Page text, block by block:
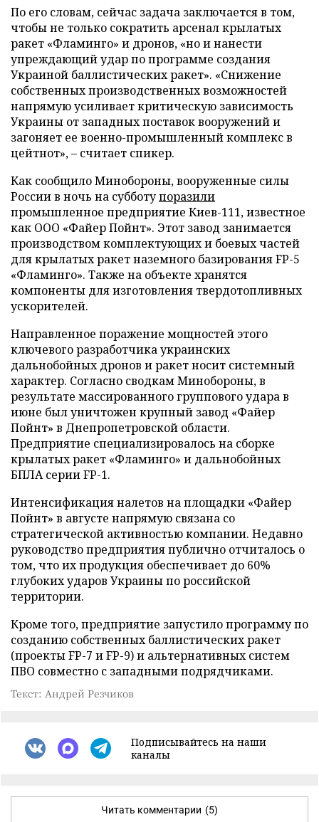
По его словам, сейчас задача заключается в том,
чтобы не только сократить арсенал крылатых
ракет «Фламинго» и дронов, «но и нанести
упреждающий удар по программе создания
Украиной баллистических ракет». «Снижение
собственных производственных возможностей
напрямую усиливает критическую зависимость
Украины от западных поставок вооружений и
загоняет ее военно-промышленный комплекс в
цейтнот», – считает спикер.
Как сообщило Минобороны, вооруженные силы
России в ночь на субботупоразили
промышленное предприятие Киев-111, известное
как ООО «Файер Пойнт». Этот завод занимается
производством комплектующих и боевых частей
для крылатых ракет наземного базирования FP-5
«Фламинго». Также на объекте хранятся
компоненты для изготовления твердотопливных
ускорителей.
Направленное поражение мощностей этого
ключевого разработчика украинских
дальнобойных дронов и ракет носит системный
характер. Согласно сводкам Минобороны, в
результате массированного группового удара в
июне был уничтожен крупный завод «Файер
Пойнт» в Днепропетровской области.
Предприятие специализировалось на сборке
крылатых ракет «Фламинго» и дальнобойных
БПЛА серии FP-1.
Интенсификация налетов на площадки «Файер
Пойнт» в августе напрямую связана со
стратегической активностью компании. Недавно
руководство предприятия публично отчиталось о
том, что их продукция обеспечивает до 60%
глубоких ударов Украины по российской
территории.
Кроме того, предприятие запустило программу по
созданию собственных баллистических ракет
(проекты FP-7 и FP-9) и альтернативных систем
ПВО совместно с западными подрядчиками.
Текст: Андрей Резчиков
Подписывайтесь на наши
каналы
Читать комментарии (5)